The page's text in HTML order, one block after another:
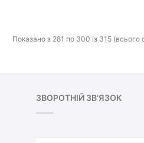
Показано з 281 по 300 із 315 (всього
ЗВОРОТНІЙ ЗВ'ЯЗОК